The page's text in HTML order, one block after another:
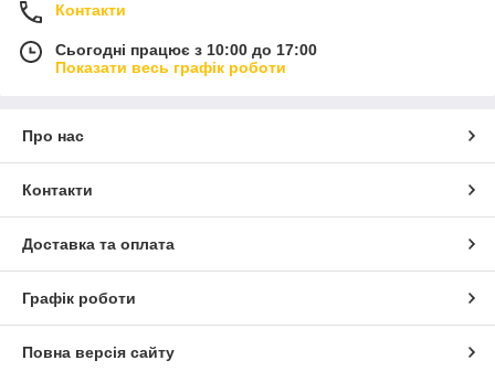
Контакти
Сьогодні працює з 10:00 до 17:00
Показати весь графік роботи
Про нас
Контакти
Доставка та оплата
Графік роботи
Повна версія сайту